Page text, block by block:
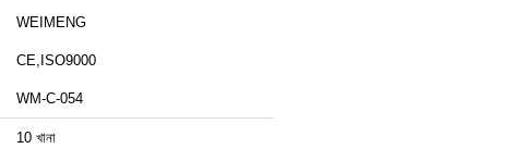
WEIMENG
CE,ISO9000
WM-C-054
10 খানা